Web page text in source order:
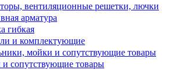
вентиляционные решетки, лючки
арматура
гибкая
и комплектующие
мойки и сопутствующие товары
и сопутствующие товары